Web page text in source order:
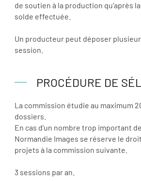
de soutien à la production qu’après
solde effectuée.
Un producteur peut déposer
session.
PROCÉDURE DE
La commission étudie au maximum
dossiers.
En cas d'un nombre trop important
Normandie Images se réserve le
projets à la commission suivante.
3 sessions par an.